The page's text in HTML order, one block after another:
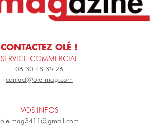
CONTACTEZ OLÉ !
SERVICE COMMERCIAL
06 30 48 35 26
contact@ole-mag.com
VOS INFOS
ole.mag3411@gmail.com